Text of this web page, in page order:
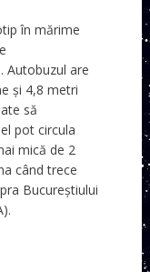
în mărime
Autobuzul are
și 4,8 metri
să
pot circula
mică de 2
când trece
Bucureștiului